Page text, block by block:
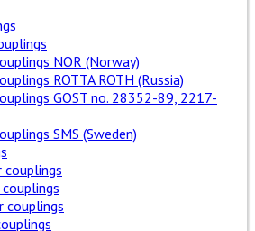
NOR (Norway)
ROTTA ROTH (Russia)
GOST no. 28352-89, 2217-
SMS (Sweden)
couplings
couplings